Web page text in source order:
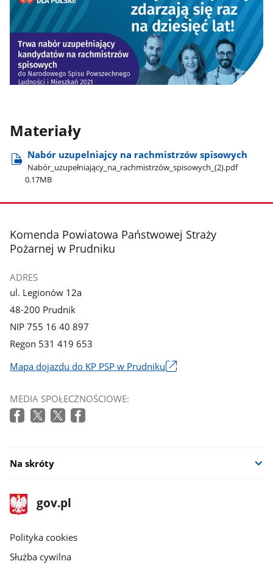
Materiały
Nabór uzupelniajcy na rachmistrzów spisowych
Nabór​_uzupełniający​_na​_rachmistrzów​_spisowych​_(2).pdf
0.17MB
stopka
Komenda Powiatowa Państwowej Straży
Pożarnej w Prudniku
ADRES
ul. Legionów 12a
48-200 Prudnik
NIP 755 16 40 897
Regon 531 419 653
Mapa dojazdu do KP PSP w Prudniku
się
w
MEDIA SPOŁECZNOŚCIOWE:
Na skróty
stopka
gov.pl
Strona
gov.pl
gov.pl
Polityka cookies
Służba cywilna